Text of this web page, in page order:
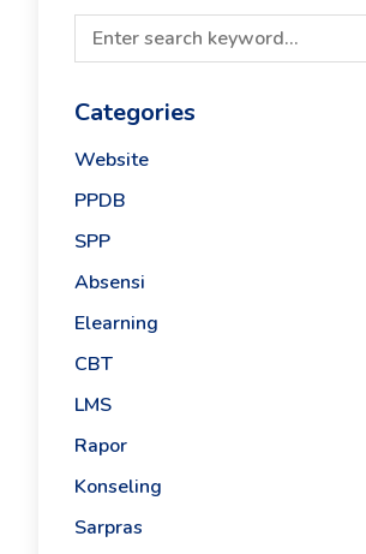
Categories
Website
PPDB
SPP
Absensi
Elearning
CBT
LMS
Rapor
Konseling
Sarpras